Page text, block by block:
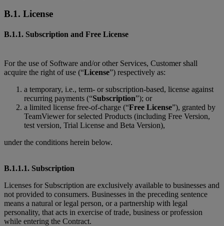
B.1. License
B.1.1. Subscription and Free License
For the use of Software and/or other Services, Customer shall
acquire the right of use (“License”) respectively as:
a temporary, i.e., term- or subscription-based, license against
recurring payments (“Subscription”); or
a limited license free-of-charge (“Free License”), granted by
TeamViewer for selected Products (including Free Version,
test version, Trial License and Beta Version),
under the conditions herein below.
B.1.1.1. Subscription
Licenses for Subscription are exclusively available to businesses and
not provided to consumers. Businesses in the preceding sentence
means a natural or legal person, or a partnership with legal
personality, that acts in exercise of trade, business or profession
while entering the Contract.